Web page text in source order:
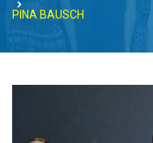
PINA BAUSCH